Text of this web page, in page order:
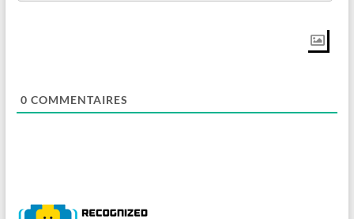
0 COMMENTAIRES